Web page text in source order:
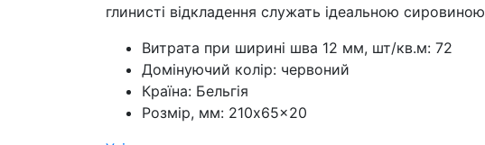
глинисті відкладення служать ідеальною
Витрата при ширині шва 12 мм, шт/кв.м: 72
Домінуючий колір: червоний
Країна: Бельгія
Розмір, мм: 210x65x20